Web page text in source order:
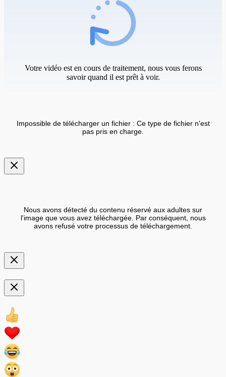
Votre vidéo est en cours de traitement, nous vous ferons
savoir quand il est prêt à voir.
Impossible de télécharger un fichier : Ce type de fichier n'est
pas pris en charge.
Nous avons détecté du contenu réservé aux adultes sur
l'image que vous avez téléchargée. Par conséquent, nous
avons refusé votre processus de téléchargement.